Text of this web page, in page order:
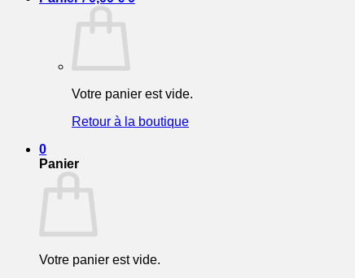
Votre panier est vide.
Retour à la boutique
0
Panier
Votre panier est vide.